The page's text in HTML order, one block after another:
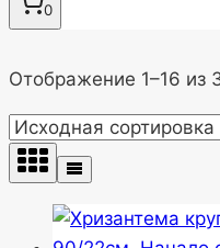
0
Отображение 1–16 из